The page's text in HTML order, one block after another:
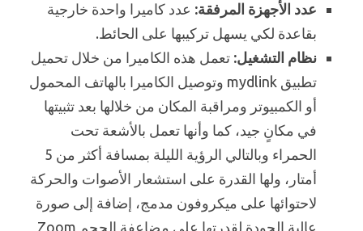
عدد الأجهزة المرفقة: عدد كاميرا واحدة خارجية
بقاعدة لكي يسهل تركيبها على الحائط.
نظام التشغيل: تعمل هذه الكاميرا من خلال تحميل
تطبيق mydlink وتوصيل الكاميرا بالهاتف المحمول
أو الكمبيوتر ومراقبة المكان من خلالها بعد تثبيتها
في مكانٍ جيد، كما وأنها تعمل بالأشعة تحت
الحمراء وبالتالي الرؤية الليلة بمسافة أكثر من 5
أمتار، ولها القدرة على استشعار الأصوات والحركة
لاحتوائها على ميكروفون مدمج، إضافة إلى صورة
عالية الجودة لقدرتها على مضاعفة الحجم Zoom